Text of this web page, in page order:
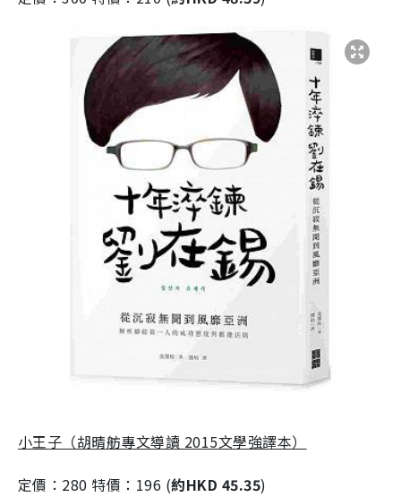
小王子（胡晴舫專文導讀 2015文學強譯本）
定價：280 特價：196 (約HKD 45.35)